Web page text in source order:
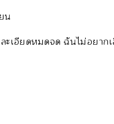
น
เอียดหมดจด ฉันไม่อยากเ